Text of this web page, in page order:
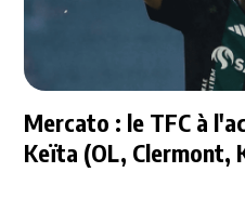
Mercato : le TFC à
Keïta (OL, Clermont,